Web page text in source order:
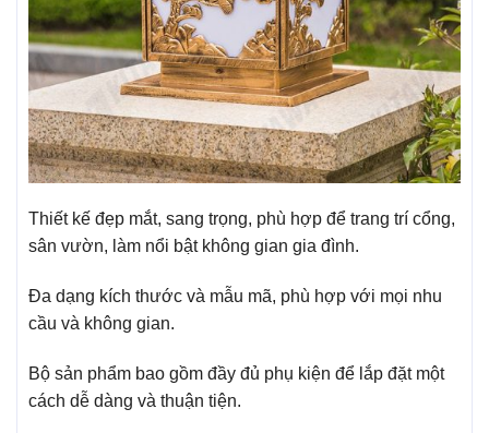
Thiết kế đẹp mắt, sang trọng, phù hợp để trang trí cổng,
sân vườn, làm nổi bật không gian gia đình.
Đa dạng kích thước và mẫu mã, phù hợp với mọi nhu
cầu và không gian.
Bộ sản phẩm bao gồm đầy đủ phụ kiện để lắp đặt một
cách dễ dàng và thuận tiện.